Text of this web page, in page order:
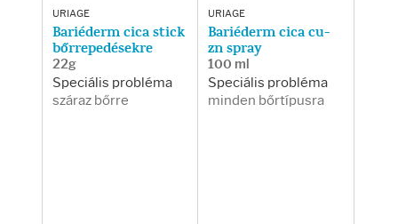
URIAGE
Bariéderm cica stick
bőrrepedésekre
22g
Speciális probléma
száraz bőrre
URIAGE
Bariéderm cica cu-
zn spray
100 ml
Speciális probléma
minden bőrtípusra